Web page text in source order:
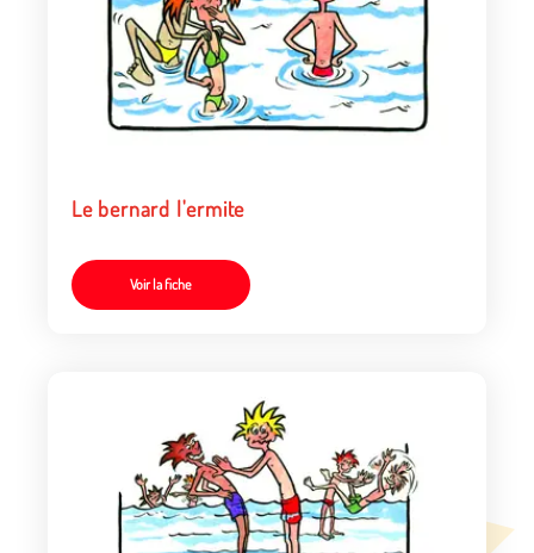
Le bernard l'ermite
Voir la fiche